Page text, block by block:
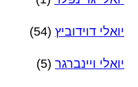
יואלי דוידוביץ (54)
יואלי ויינברגר (5)